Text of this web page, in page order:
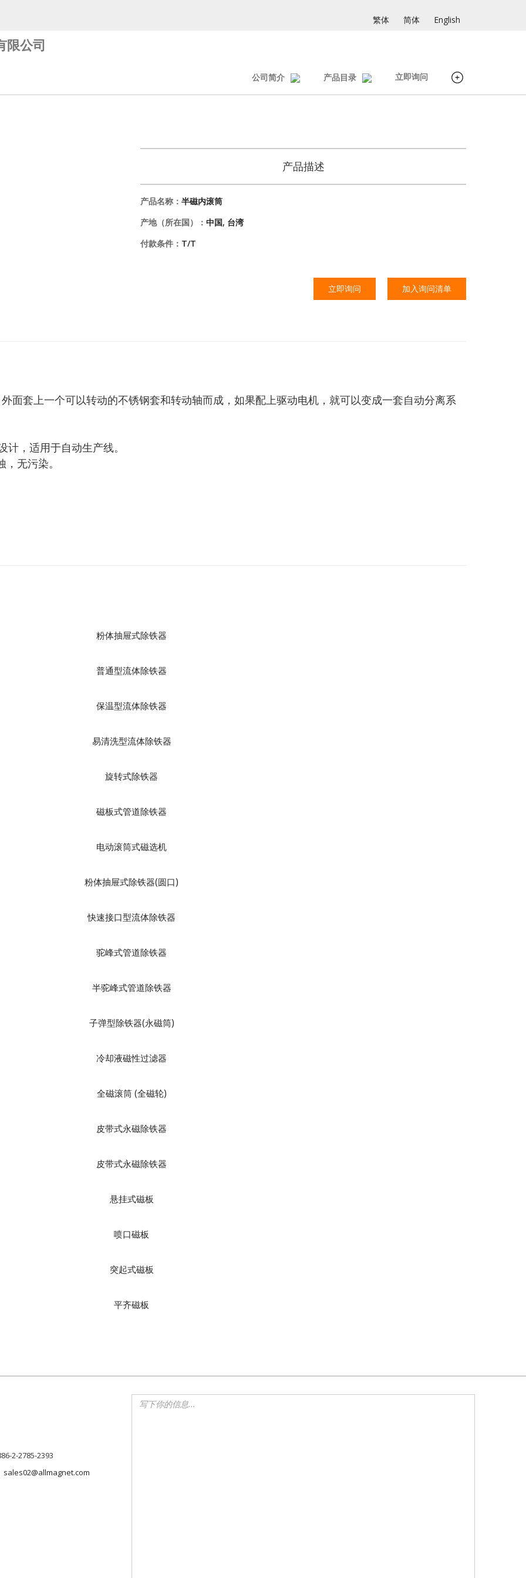
繁体 简体 English
限公司
公司简介 产品目录 立即询问
产品描述
产品名称： 半磁内滚筒
产地（所在国）： 中国, 台湾
付款条件： T/T
立即询问 加入询问清单
面套上一个可以转动的不锈钢套和转动轴而成，如果配上驱动电机，就可以变成一套自动分离系
，适用于自动生产线。
无污染。
粉体抽屉式除铁器
普通型流体除铁器
保温型流体除铁器
易清洗型流体除铁器
旋转式除铁器
磁板式管道除铁器
电动滚筒式磁选机
粉体抽屉式除铁器(圆口)
快速接口型流体除铁器
驼峰式管道除铁器
半驼峰式管道除铁器
子弹型除铁器(永磁筒)
冷却液磁性过滤器
全磁滚筒 (全磁轮)
皮带式永磁除铁器
皮带式永磁除铁器
悬挂式磁板
喷口磁板
突起式磁板
平齐磁板
2-2785-2393
sales02@allmagnet.com